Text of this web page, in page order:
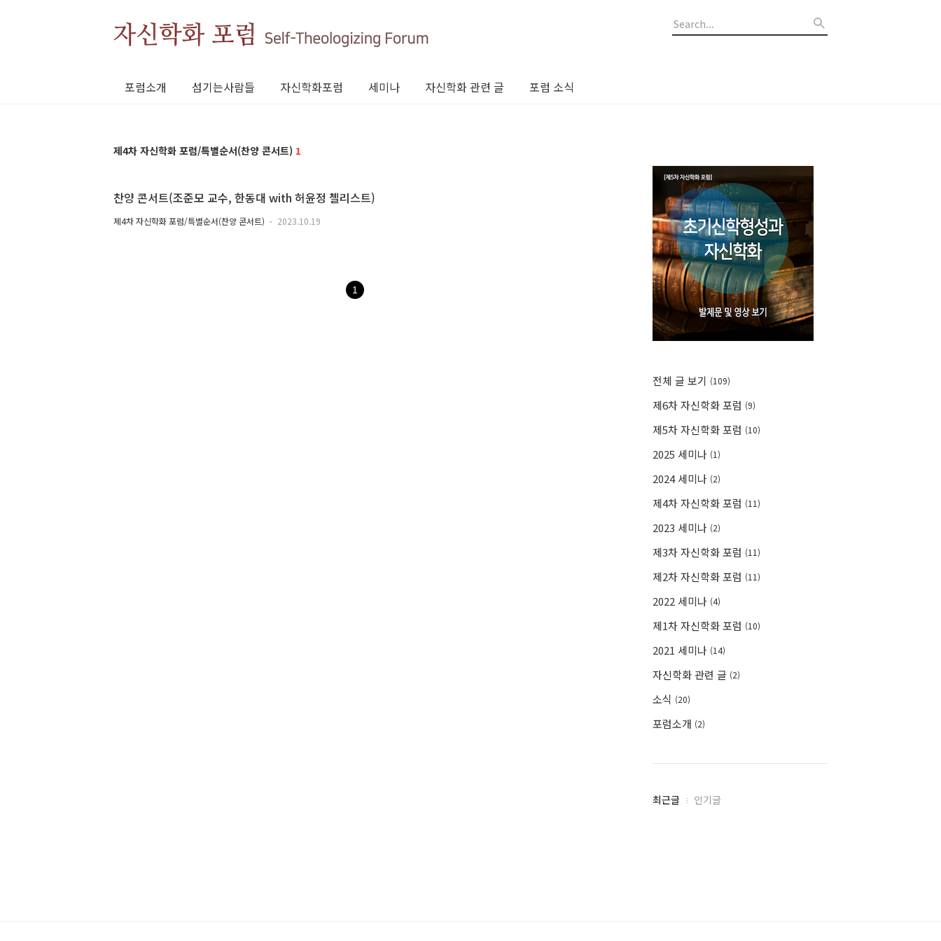
포럼소개 섬기는사람들 자신학화포럼 세미나 자신학화 관련 글 포럼 소식
제4차 자신학화 포럼/특별순서(찬양 콘서트) 1
찬양 콘서트(조준모 교수, 한동대 with 허윤정 첼리스트)
제4차 자신학화 포럼/특별순서(찬양 콘서트) 2023.10.19
1
전체 글 보기 (109)
제6차 자신학화 포럼 (9)
제5차 자신학화 포럼 (10)
2025 세미나 (1)
2024 세미나 (2)
제4차 자신학화 포럼 (11)
2023 세미나 (2)
제3차 자신학화 포럼 (11)
제2차 자신학화 포럼 (11)
2022 세미나 (4)
제1차 자신학화 포럼 (10)
2021 세미나 (14)
자신학화 관련 글 (2)
소식 (20)
포럼소개 (2)
최
최근글 인기글